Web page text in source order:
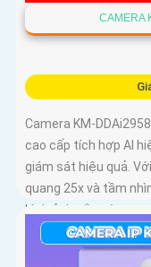
CAMERA
Camera KM-
cao cấp tích hợp AI
giám sát hiệu quả.
quang 25x và tầm
hình ảnh sắc nét